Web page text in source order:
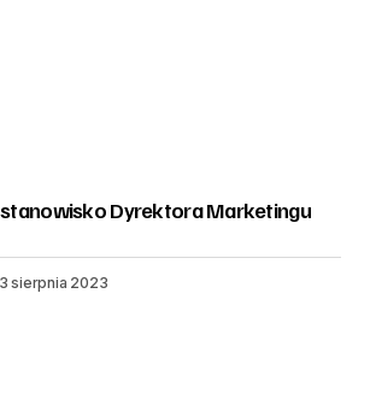
Dyrektora Marketingu
sierpnia 2023